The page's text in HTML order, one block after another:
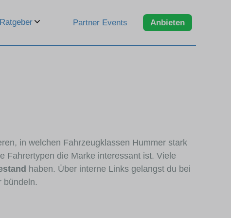
Ratgeber Partner Events Anbieten
in welchen Fahrzeugklassen Hummer stark
Fahrertypen die Marke interessant ist. Viele
haben. Über interne Links gelangst du bei
bündeln.